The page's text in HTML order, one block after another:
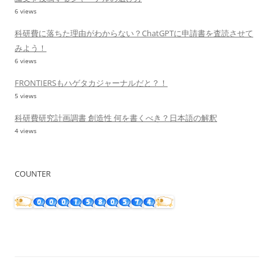
6 views
科研費に落ちた理由がわからない？ChatGPTに申請書を査読させて
みよう！
6 views
FRONTIERSもハゲタカジャーナルだと？！
5 views
科研費研究計画調書 創造性 何を書くべき？日本語の解釈
4 views
COUNTER